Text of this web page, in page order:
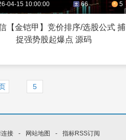
04-15 10:00:00 66 5
【金铠甲】竞价排序/选股公式 捕
捉强势股起爆点 源码
接 - 网站地图 - 指标RSS订阅